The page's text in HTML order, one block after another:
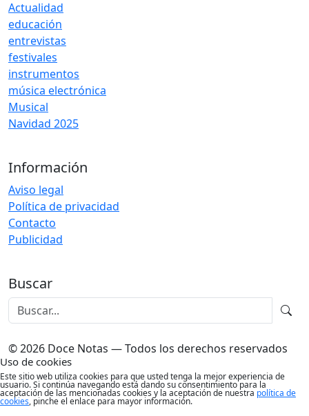
Actualidad
educación
entrevistas
festivales
instrumentos
música electrónica
Musical
Navidad 2025
Información
Aviso legal
Política de privacidad
Contacto
Publicidad
Buscar
© 2026 Doce Notas — Todos los derechos reservados
Uso de cookies
Este sitio web utiliza cookies para que usted tenga la mejor experiencia de
usuario. Si continúa navegando está dando su consentimiento para la
aceptación de las mencionadas cookies y la aceptación de nuestra política de
cookies, pinche el enlace para mayor información.